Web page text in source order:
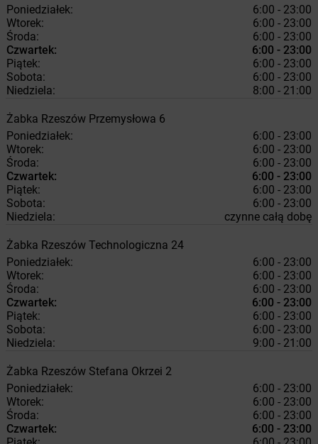
Poniedziałek:
6:00 - 23:00
Wtorek:
6:00 - 23:00
Środa:
6:00 - 23:00
Czwartek:
6:00 - 23:00
Piątek:
6:00 - 23:00
Sobota:
6:00 - 23:00
Niedziela:
8:00 - 21:00
Żabka Rzeszów Przemysłowa 6
Poniedziałek:
6:00 - 23:00
Wtorek:
6:00 - 23:00
Środa:
6:00 - 23:00
Czwartek:
6:00 - 23:00
Piątek:
6:00 - 23:00
Sobota:
6:00 - 23:00
Niedziela:
czynne całą dobę
Żabka Rzeszów Technologiczna 24
Poniedziałek:
6:00 - 23:00
Wtorek:
6:00 - 23:00
Środa:
6:00 - 23:00
Czwartek:
6:00 - 23:00
Piątek:
6:00 - 23:00
Sobota:
6:00 - 23:00
Niedziela:
9:00 - 21:00
Żabka Rzeszów Stefana Okrzei 2
Poniedziałek:
6:00 - 23:00
Wtorek:
6:00 - 23:00
Środa:
6:00 - 23:00
Czwartek:
6:00 - 23:00